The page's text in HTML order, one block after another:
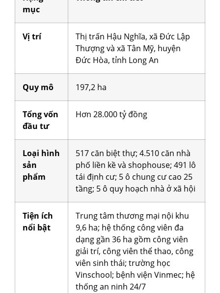
mục
Vị trí
Thị trấn Hậu Nghĩa, xã Đức Lập
Thượng và xã Tân Mỹ, huyện
Đức Hòa, tỉnh Long An
Quy mô 197,2 ha
Tổng vốn
đầu tư
Hơn 28.000 tỷ đồng
Loại hình
sản
phẩm
517 căn biệt thự; 4.510 căn nhà
phố liền kề và shophouse; 491 lô
tái định cư; 5 ô chung cư cao 25
tầng; 5 ô quy hoạch nhà ở xã hội
Tiện ích
nổi bật
Trung tâm thương mại nội khu
9,6 ha; hệ thống công viên đa
dạng gần 36 ha gồm công viên
giải trí, công viên thể thao, công
viên sinh thái; trường học
Vinschool; bệnh viện Vinmec; hệ
thống an ninh 24/7